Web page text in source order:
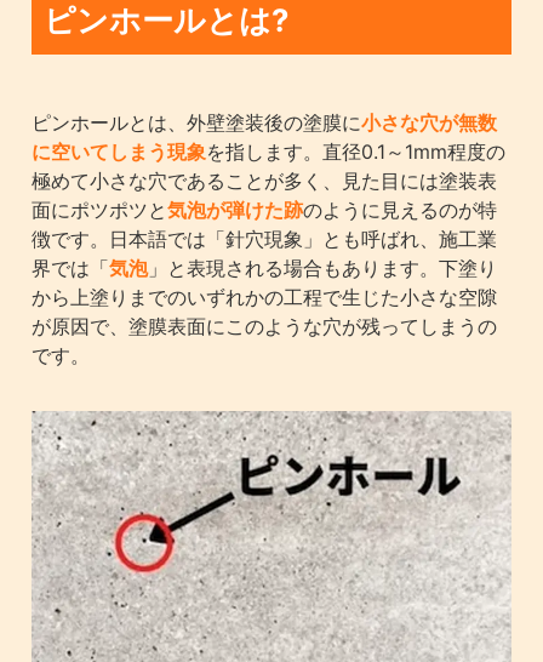
ピンホールとは?
ピンホールとは、外壁塗装後の塗膜に小さな穴が無数
に空いてしまう現象を指します。直径0.1～1mm程度の
極めて小さな穴であることが多く、見た目には塗装表
面にポツポツと気泡が弾けた跡のように見えるのが特
徴です。日本語では「針穴現象」とも呼ばれ、施工業
界では「気泡」と表現される場合もあります。下塗り
から上塗りまでのいずれかの工程で生じた小さな空隙
が原因で、塗膜表面にこのような穴が残ってしまうの
です。